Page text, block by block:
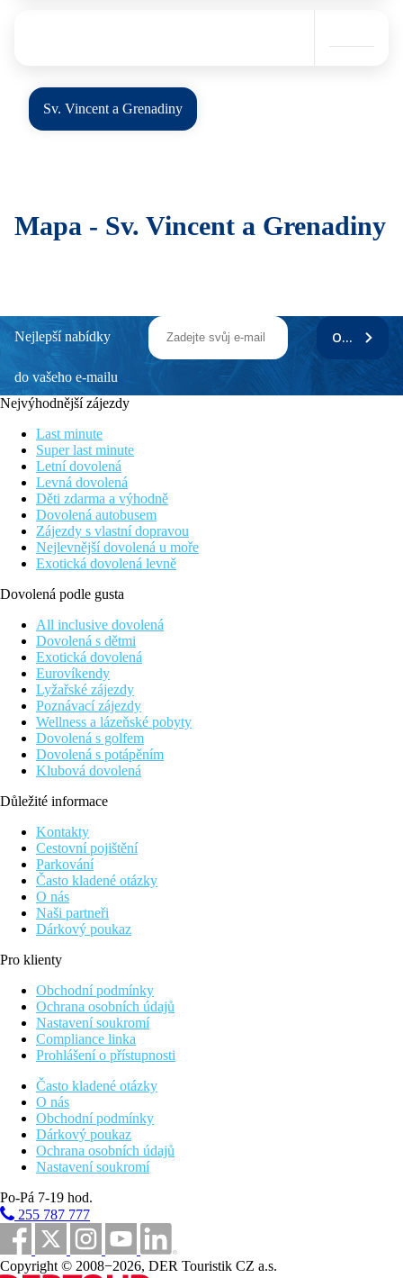
Sv. Vincent a Grenadiny
Mapa - Sv. Vincent a Grenadiny
Nejlepší nabídky
do vašeho e-mailu
ODEBÍRAT
Nejvýhodnější zájezdy
Last minute
Super last minute
Letní dovolená
Levná dovolená
Děti zdarma a výhodně
Dovolená autobusem
Zájezdy s vlastní dopravou
Nejlevnější dovolená u moře
Exotická dovolená levně
Dovolená podle gusta
All inclusive dovolená
Dovolená s dětmi
Exotická dovolená
Eurovíkendy
Lyžařské zájezdy
Poznávací zájezdy
Wellness a lázeňské pobyty
Dovolená s golfem
Dovolená s potápěním
Klubová dovolená
Důležité informace
Kontakty
Cestovní pojištění
Parkování
Často kladené otázky
O nás
Naši partneři
Dárkový poukaz
Pro klienty
Obchodní podmínky
Ochrana osobních údajů
Nastavení soukromí
Compliance linka
Prohlášení o přístupnosti
Často kladené otázky
O nás
Obchodní podmínky
Dárkový poukaz
Ochrana osobních údajů
Nastavení soukromí
Po-Pá 7-19 hod.
255 787 777
Copyright © 2008−2026, DER Touristik CZ a.s.